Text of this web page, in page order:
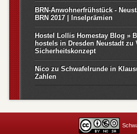
BRN-Anwohnerfrühstück -
BRN 2017 | Inselprämien
Hostel Lollis Homestay Blog »
hostels in Dresden Neustadtzu
Sicherheitskonzept
Nicozu Schwafelrunde in
Zahlen